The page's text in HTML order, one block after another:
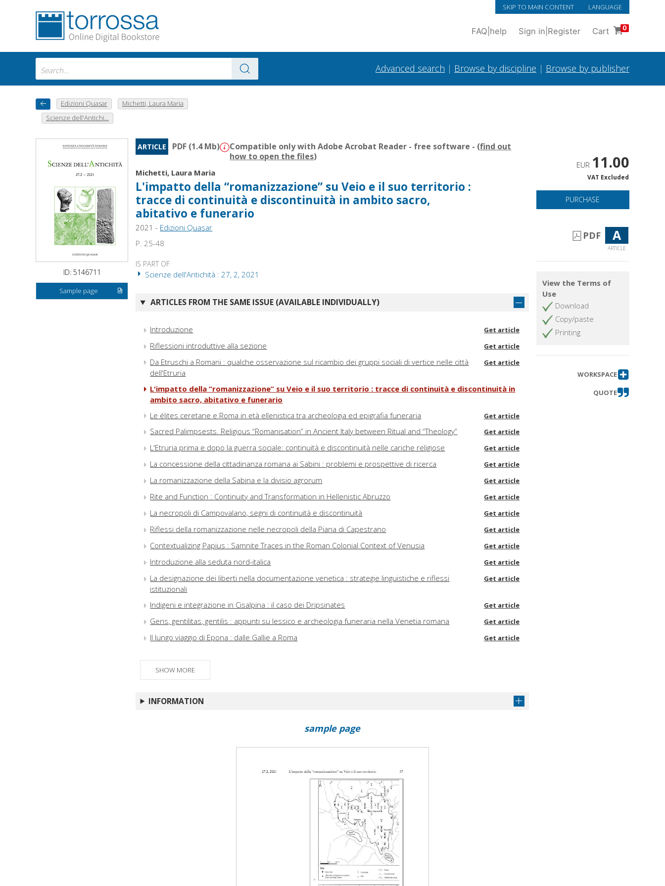
SKIP TO MAIN CONTENT LANGUAGE
FAQ help Sign in Register Cart 0
Advanced search | Browse by discipline | Browse by publisher
Edizioni Quasar
Michetti, Laura Maria
Scienze dell'Antichi...
ID: 5146711
Sample page
ARTICLE PDF (1.4 Mb) Compatible only with Adobe Acrobat Reader - free software - (find out
how to open the files)
Michetti, Laura Maria
L'impatto della “romanizzazione” su Veio e il suo territorio :
tracce di continuità e discontinuità in ambito sacro,
abitativo e funerario
2021 - Edizioni Quasar
P. 25-48
IS PART OF
Scienze dell'Antichità : 27, 2, 2021
ARTICLES FROM THE SAME ISSUE (AVAILABLE INDIVIDUALLY)
Introduzione Get article
Riflessioni introduttive alla sezione Get article
Da Etruschi a Romani : qualche osservazione sul ricambio dei gruppi sociali di vertice nelle città
dell'Etruria
Get article
L'impatto della “romanizzazione” su Veio e il suo territorio : tracce di continuità e discontinuità in
ambito sacro, abitativo e funerario
Le élites ceretane e Roma in età ellenistica tra archeologia ed epigrafia funeraria
Get article
Sacred Palimpsests. Religious “Romanisation” in Ancient Italy between Ritual and “Theology” Get article
L'Etruria prima e dopo la guerra sociale: continuità e discontinuità nelle cariche religiose Get article
La concessione della cittadinanza romana ai Sabini : problemi e prospettive di ricerca Get article
La romanizzazione della Sabina e la divisio agrorum Get article
Rite and Function : Continuity and Transformation in Hellenistic Abruzzo Get article
La necropoli di Campovalano, segni di continuità e discontinuità Get article
Riflessi della romanizzazione nelle necropoli della Piana di Capestrano Get article
Contextualizing Papius : Samnite Traces in the Roman Colonial Context of Venusia Get article
Introduzione alla seduta nord-italica Get article
La designazione dei liberti nella documentazione venetica : strategie linguistiche e riflessi
istituzionali
Get article
Indigeni e integrazione in Cisalpina : il caso dei Dripsinates Get article
Gens, gentilitas, gentilis : appunti su lessico e archeologia funeraria nella Venetia romana Get article
Il lungo viaggio di Epona : dalle Gallie a Roma Get article
SHOW MORE
INFORMATION
EUR 11.00
VAT Excluded
PURCHASE
PDF A
ARTICLE
View the Terms of
Use
Download
Copy/paste
Printing
WORKSPACE
QUOTE
sample page